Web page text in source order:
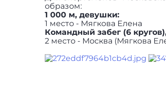
образом:
1 000 м, девушки:
1 место - Мягкова Елена
Командный забег (6
2 место - Москва (Мягкова